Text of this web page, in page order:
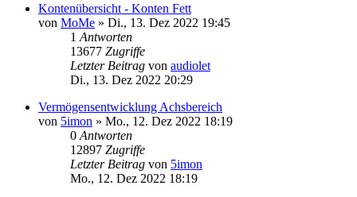
Kontenübersicht - Konten Fett
von MoMe » Di., 13. Dez 2022 19:45
1 Antworten
13677 Zugriffe
Letzter Beitrag von audiolet
Di., 13. Dez 2022 20:29
Vermögensentwicklung Achsbereich
von 5imon » Mo., 12. Dez 2022 18:19
0 Antworten
12897 Zugriffe
Letzter Beitrag von 5imon
Mo., 12. Dez 2022 18:19